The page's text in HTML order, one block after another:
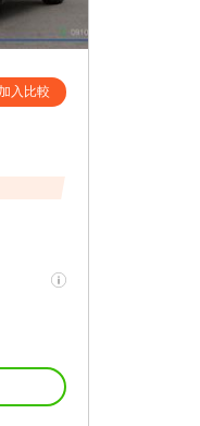
入比較